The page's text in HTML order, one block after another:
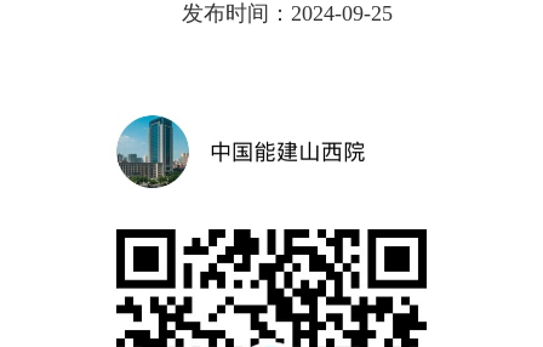
发布时间：2024-09-25